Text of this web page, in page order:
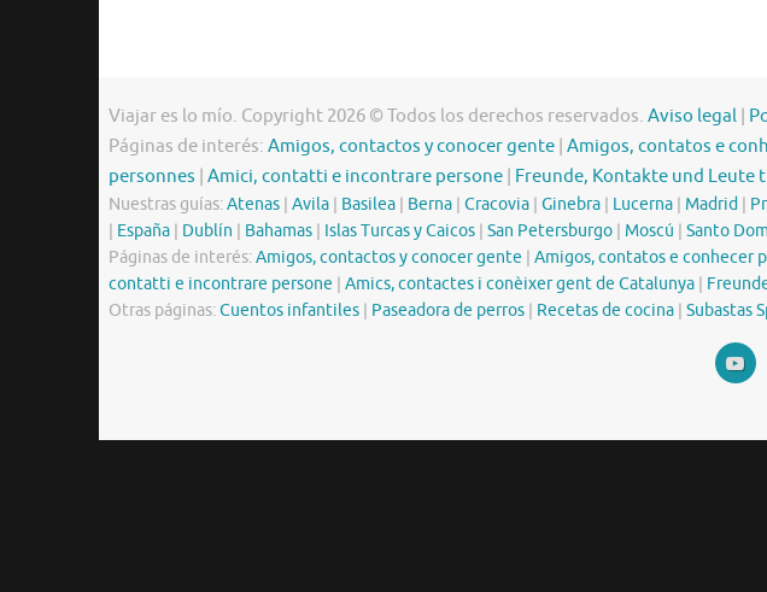
Viajar es lo mío. Copyright 2026 © Todos los derechos reservados. Aviso legal
Páginas de interés: Amigos, contactos y conocer gente Amigos, contatos e
personnes Amici, contatti e incontrare persone Freunde, Kontakte und Leute
Nuestras guías:Atenas Avila Basilea Berna Cracovia Ginebra Lucerna Madrid
España Dublín Bahamas Islas Turcas y Caicos San Petersburgo Moscú Santo
Páginas de interés:Amigos, contactos y conocer gente Amigos, contatos e conhecer
contatti e incontrare persone
Amics, contactes i conèixer gent de Catalunya
Otras páginas:Cuentos infantiles Paseadora de perros Recetas de cocina Subastas